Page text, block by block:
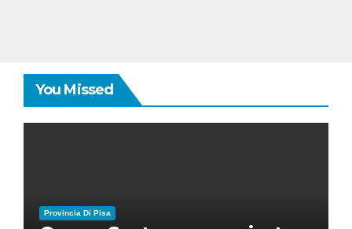
You Missed
Provincia Di Pisa